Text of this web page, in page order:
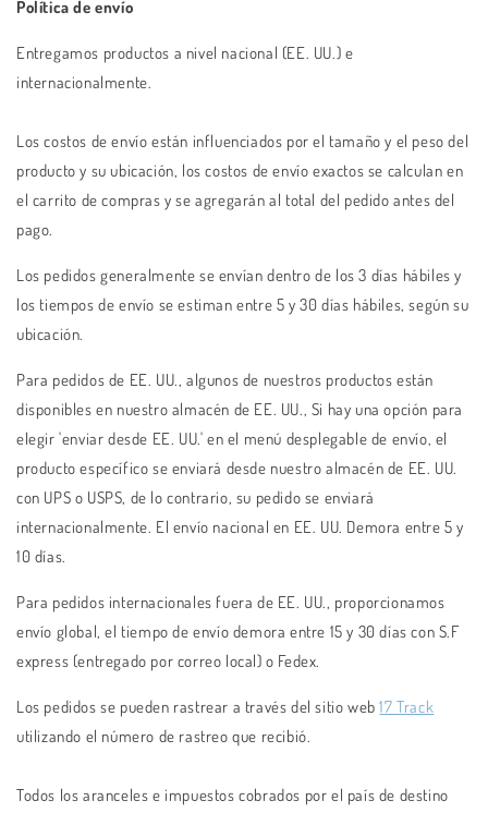
Política de envío
Entregamos productos a nivel nacional (EE. UU.) e
internacionalmente.
Los costos de envío están influenciados por el tamaño y el peso del
producto y su ubicación, los costos de envío exactos se calculan en
el carrito de compras y se agregarán al total del pedido antes del
pago.
Los pedidos generalmente se envían dentro de los 3 días hábiles y
los tiempos de envío se estiman entre 5 y 30 días hábiles, según su
ubicación.
Para pedidos de EE. UU., algunos de nuestros productos están
disponibles en nuestro almacén de EE. UU., Si hay una opción para
elegir 'enviar desde EE. UU.' en el menú desplegable de envío, el
producto específico se enviará desde nuestro almacén de EE. UU.
con UPS o USPS, de lo contrario, su pedido se enviará
internacionalmente. El envío nacional en EE. UU. Demora entre 5 y
10 días.
Para pedidos internacionales fuera de EE. UU., proporcionamos
envío global, el tiempo de envío demora entre 15 y 30 días con S.F
express (entregado por correo local) o Fedex.
Los pedidos se pueden rastrear a través del sitio web17 Track
utilizando el número de rastreo que recibió.
Todos los aranceles e impuestos cobrados por el país de destino